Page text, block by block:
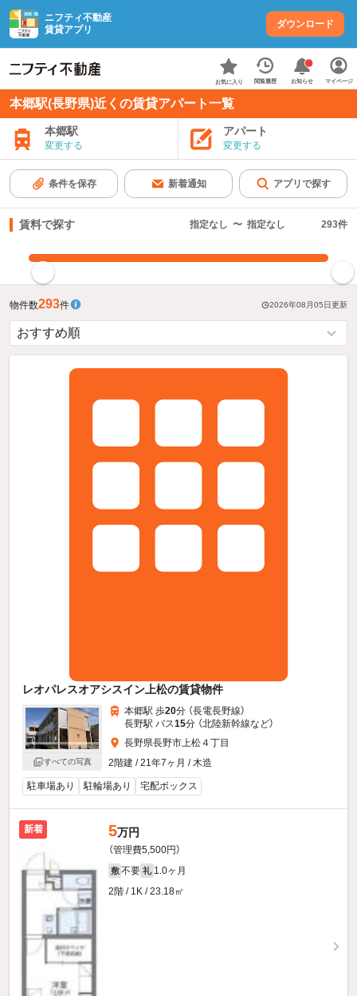
ニフティ不動産
賃貸アプリ
ダウンロード
お気に入り 閲覧履歴 お知らせ マイページ
本郷駅(長野県)近くの賃貸アパート一覧
本郷駅
変更する
アパート
変更する
条件を保存 新着通知 アプリで探す
賃料で探す 指定なし 〜 指定なし 293件
物件数293件 2026年08月05日更新
レオパレスオアシスイン上松の賃貸物件
すべての写真
本郷駅 歩20分 （長電長野線）
長野駅 バス15分 （北陸新幹線など）
長野県長野市上松４丁目
2階建 / 21年7ヶ月 / 木造
駐車場あり 駐輪場あり 宅配ボックス
新着 5万円
（管理費5,500円）
敷 不要 礼 1.0ヶ月
2階 / 1K / 23.18㎡